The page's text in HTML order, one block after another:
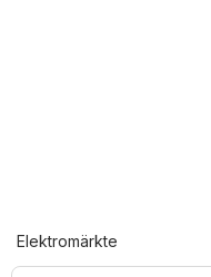
Elektromärkte